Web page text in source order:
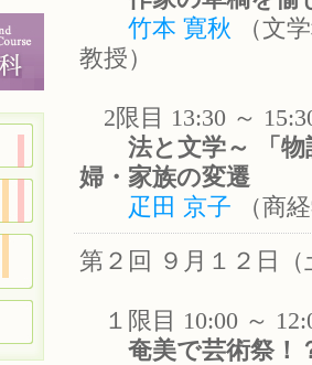
竹本 寛秋 （文
教授）
2限目 13:30 ～
法と文学～ 「物
婦・家族の変遷
疋田 京子 （商
第２回 ９月１２日（
１限目 10:00 ～
奄美で芸術祭！